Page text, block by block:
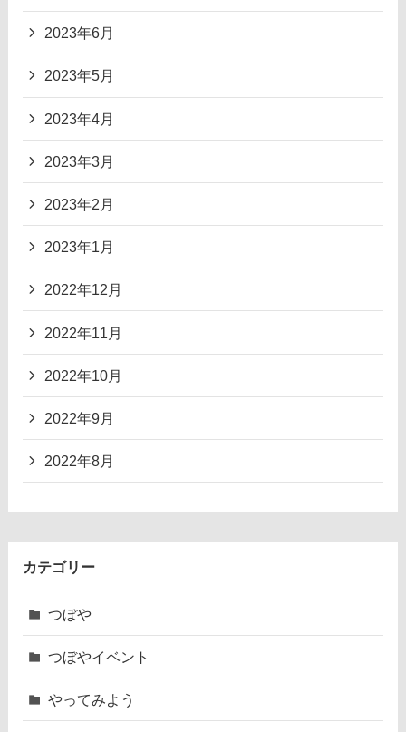
2023年6月
2023年5月
2023年4月
2023年3月
2023年2月
2023年1月
2022年12月
2022年11月
2022年10月
2022年9月
2022年8月
カテゴリー
つぼや
つぼやイベント
やってみよう